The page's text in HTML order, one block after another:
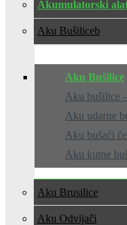
Akumulatorski
Aku Bušilice
Aku Bušilice
Aku bušilice
Aku udarne
Aku bušaći
Aku kutne
Aku Brusilice
Aku Odvijači